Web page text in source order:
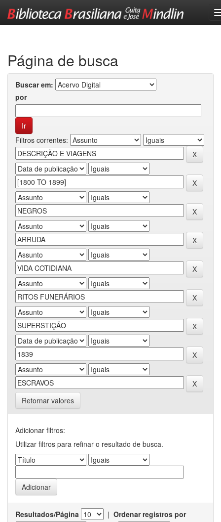
Página de busca
Buscar em:
por
Filtros correntes:
Retornar valores
Adicionar filtros:
Utilizar filtros para refinar o resultado de busca.
Resultados/Página | Ordenar registros por